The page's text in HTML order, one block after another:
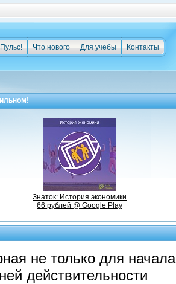
Контакты
Для учебы
Что нового
Пульс!
Знаток: История экономики
66 рублей @ Google Play
не только для начала
действительности